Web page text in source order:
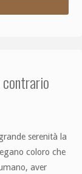
serenità la
coloro che
aver